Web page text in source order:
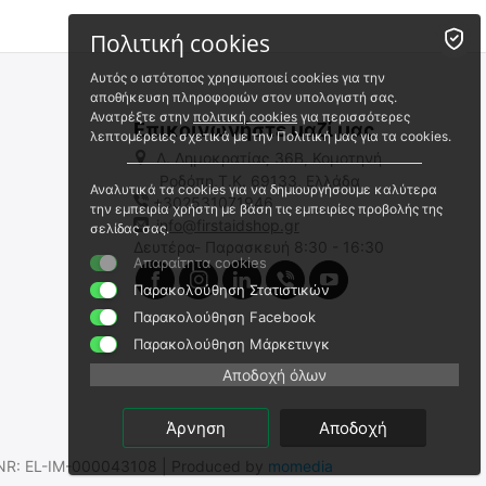
Λαβίδα Πολύπαγρας 14cm
Άμεσα διαθέσιμο
Αποστολή εντός 24 ωρών
(χωρίς ΦΠΑ)
Επικοινωνήστε μαζί μας
Λ. Δημοκρατίας 36Β, Κομοτηνή
Ροδόπη,Τ.Κ. 69133, Ελλάδα
+302531071946
info@firstaidshop.gr
Δευτέρα- Παρασκευή 8:30 - 16:30
EL-IM-000043108 | Produced by momedia
Πολιτική cookies
Αυτός ο ιστότοπος χρησιμοποιεί cookies για την
αποθήκευση πληροφοριών στον υπολογιστή σας.
Ανατρέξτε στην πολιτική cookies για περισσότερες
λεπτομέρειες σχετικά με την Πολιτική μας για τα cookies.
Αναλυτικά τα cookies για να δημιουργήσουμε καλύτερα
την εμπειρία χρήστη με βάση τις εμπειρίες προβολής της
σελίδας σας.
Απαραίτητα cookies
Παρακολούθηση Στατιστικών
Παρακολούθηση Facebook
Παρακολούθηση Μάρκετινγκ
Αποδοχή όλων
Άρνηση Αποδοχή